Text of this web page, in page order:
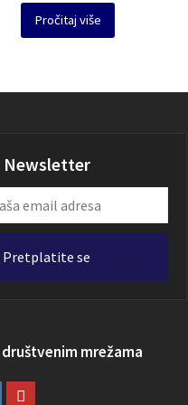
Pročitaj više
Newsletter
Pretplatite se
mrežama